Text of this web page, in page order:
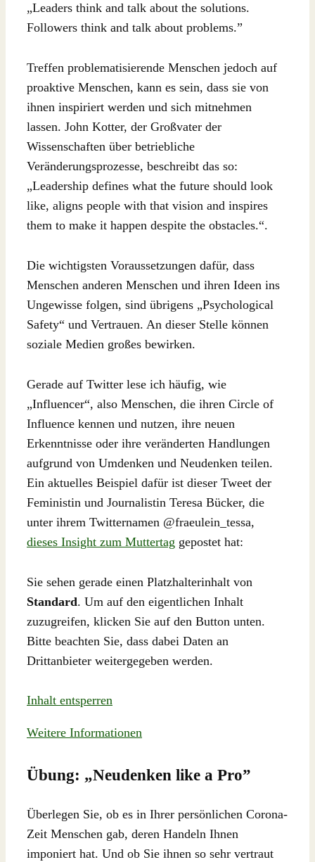
„Leaders think and talk about the solutions.
Followers think and talk about problems.”
Treffen problematisierende Menschen jedoch auf
proaktive Menschen, kann es sein, dass sie von
ihnen inspiriert werden und sich mitnehmen
lassen. John Kotter, der Großvater der
Wissenschaften über betriebliche
Veränderungsprozesse, beschreibt das so:
„Leadership defines what the future should look
like, aligns people with that vision and inspires
them to make it happen despite the obstacles.“.
Die wichtigsten Voraussetzungen dafür, dass
Menschen anderen Menschen und ihren Ideen ins
Ungewisse folgen, sind übrigens „Psychological
Safety“ und Vertrauen. An dieser Stelle können
soziale Medien großes bewirken.
Gerade auf Twitter lese ich häufig, wie
„Influencer“, also Menschen, die ihren Circle of
Influence kennen und nutzen, ihre neuen
Erkenntnisse oder ihre veränderten Handlungen
aufgrund von Umdenken und Neudenken teilen.
Ein aktuelles Beispiel dafür ist dieser Tweet der
Feministin und Journalistin Teresa Bücker, die
unter ihrem Twitternamen @fraeulein_tessa,
dieses Insight zum Muttertag gepostet hat:
Sie sehen gerade einen Platzhalterinhalt von
Standard. Um auf den eigentlichen Inhalt
zuzugreifen, klicken Sie auf den Button unten.
Bitte beachten Sie, dass dabei Daten an
Drittanbieter weitergegeben werden.
Inhalt entsperren
Weitere Informationen
Übung: „Neudenken like a Pro”
Überlegen Sie, ob es in Ihrer persönlichen Corona-
Zeit Menschen gab, deren Handeln Ihnen
imponiert hat. Und ob Sie ihnen so sehr vertraut